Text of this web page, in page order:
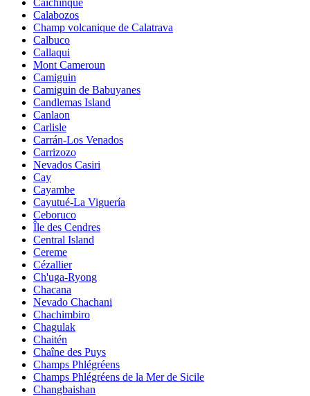
Calabozos
Champ volcanique de Calatrava
Calbuco
Callaqui
Mont Cameroun
Camiguin
Camiguin de Babuyanes
Candlemas Island
Canlaon
Carlisle
Carrán-Los Venados
Carrizozo
Nevados Casiri
Cay
Cayambe
Cayutué-La Viguería
Ceboruco
Île des Cendres
Central Island
Cereme
Cézallier
Ch'uga-Ryong
Chacana
Nevado Chachani
Chachimbiro
Chagulak
Chaitén
Chaîne des Puys
Champs Phlégréens
Champs Phlégréens de la Mer de Sicile
Changbaishan